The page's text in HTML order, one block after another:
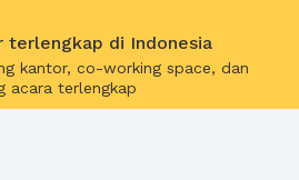
terlengkap di Indonesia
kantor, co-working space, dan
acara terlengkap